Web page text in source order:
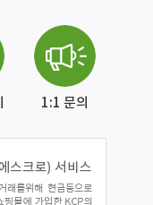
1:1 문의